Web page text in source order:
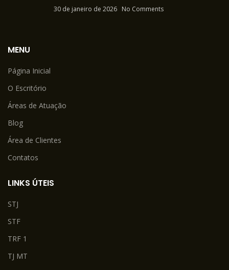
30 de janeiro de 2026 No Comments
MENU
Página Inicial
O Escritório
Áreas de Atuação
Blog
Área de Clientes
Contatos
LINKS ÚTEIS
STJ
STF
TRF 1
TJ MT